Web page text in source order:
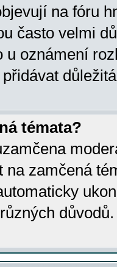
na fóru
často velmi
u oznámení
témata?
na zamčená
důvodů.